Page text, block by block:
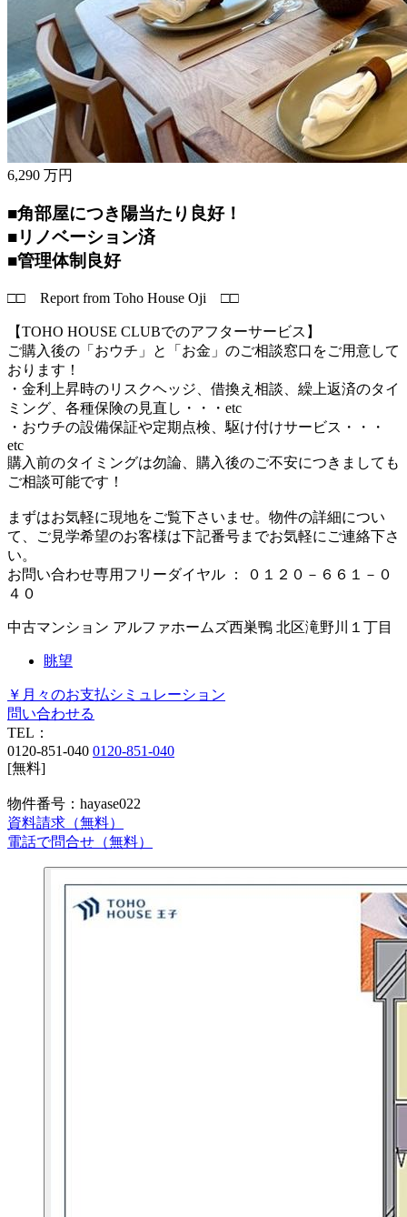
6,290 万円
■角部屋につき陽当たり良好！
■リノベーション済
■管理体制良好
□□ Report from Toho House Oji □□
【TOHO HOUSE CLUBでのアフターサービス】
ご購入後の「おウチ」と「お金」のご相談窓口をご用意して
おります！
・金利上昇時のリスクヘッジ、借換え相談、繰上返済のタイ
ミング、各種保険の見直し・・・etc
・おウチの設備保証や定期点検、駆け付けサービス・・・
etc
購入前のタイミングは勿論、購入後のご不安につきましても
ご相談可能です！
まずはお気軽に現地をご覧下さいませ。物件の詳細につい
て、ご見学希望のお客様は下記番号までお気軽にご連絡下さ
い。
お問い合わせ専用フリーダイヤル ： ０１２０－６６１－０
４０
中古マンション アルファホームズ西巣鴨 北区滝野川１丁目
眺望
￥月々のお支払シミュレーション
問い合わせる
TEL：
0120-851-040 0120-851-040
[無料]
物件番号：hayase022
資料請求（無料）
電話で問合せ（無料）